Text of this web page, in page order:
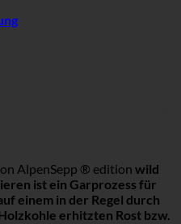
on AlpenSepp ® edition wild
ist ein Garprozess für
einem in der Regel durch
erhitzten Rost bzw.